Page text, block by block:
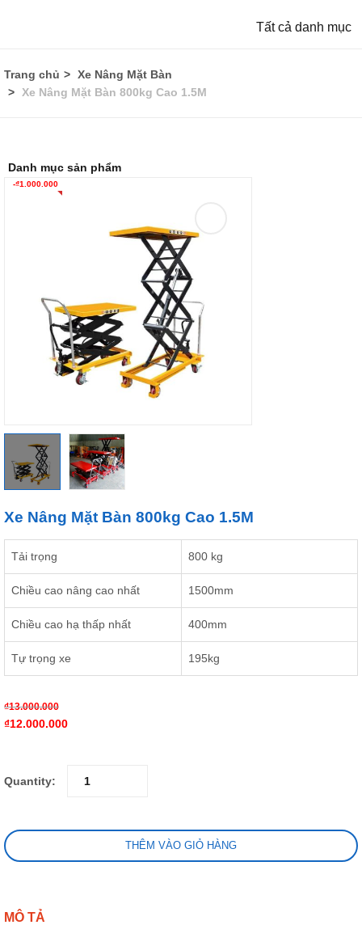
Tất cả danh mục
Trang chủ
Xe Nâng Mặt Bàn
Xe Nâng Mặt Bàn 800kg Cao 1.5M
Danh mục sản phẩm
-₫1.000.000
Xe Nâng Mặt Bàn 800kg Cao 1.5M
Tải trọng 800 kg
Chiều cao nâng cao nhất 1500mm
Chiều cao hạ thấp nhất 400mm
Tự trọng xe 195kg
₫13.000.000
₫12.000.000
Quantity:
THÊM VÀO GIỎ HÀNG
MÔ TẢ